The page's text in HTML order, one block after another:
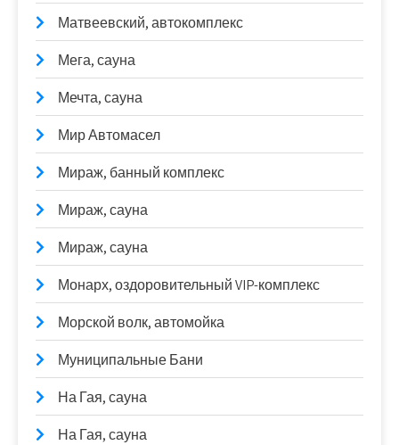
Матвеевский, автокомплекс
Мега, сауна
Мечта, сауна
Мир Автомасел
Мираж, банный комплекс
Мираж, сауна
Мираж, сауна
Монарх, оздоровительный VIP-комплекс
Морской волк, автомойка
Муниципальные Бани
На Гая, сауна
На Гая, сауна